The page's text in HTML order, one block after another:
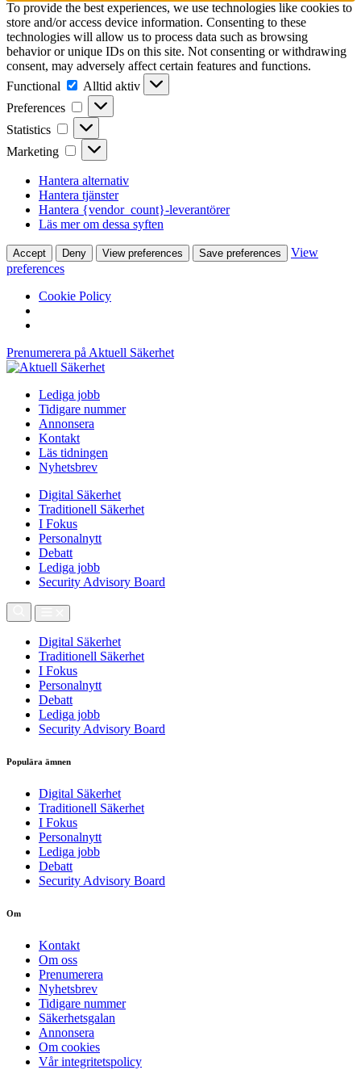
To provide the best experiences, we use technologies like cookies to
store and/or access device information. Consenting to these
technologies will allow us to process data such as browsing
behavior or unique IDs on this site. Not consenting or withdrawing
consent, may adversely affect certain features and functions.
Functional
Functional
Alltid aktiv
Preferences
Preferences
Statistics Statistics
Marketing Marketing
Hantera alternativ
Hantera tjänster
Hantera {vendor_count}-leverantörer
Läs mer om dessa syften
Accept Deny View preferences Save preferences
View
preferences
Cookie Policy
Prenumerera på Aktuell Säkerhet
Lediga jobb
Tidigare nummer
Annonsera
Kontakt
Läs tidningen
Nyhetsbrev
Digital Säkerhet
Traditionell Säkerhet
I Fokus
Personalnytt
Debatt
Lediga jobb
Security Advisory Board
Digital Säkerhet
Traditionell Säkerhet
I Fokus
Personalnytt
Debatt
Lediga jobb
Security Advisory Board
Populära ämnen
Digital Säkerhet
Traditionell Säkerhet
I Fokus
Personalnytt
Lediga jobb
Debatt
Security Advisory Board
Om
Kontakt
Om oss
Prenumerera
Nyhetsbrev
Tidigare nummer
Säkerhetsgalan
Annonsera
Om cookies
Vår integritetspolicy